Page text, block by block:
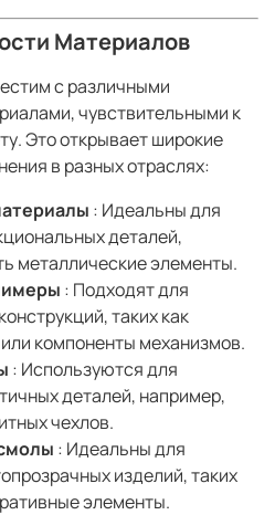
Материалов
с различными
чувствительными к
Это открывает широкие
в разных отраслях:
: Идеальны для
деталей,
металлические элементы.
: Подходят для
таких как
компоненты механизмов.
: Используются для
деталей, например,
чехлов.
: Идеальны для
изделий, таких
элементы.